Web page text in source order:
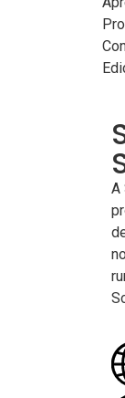
A